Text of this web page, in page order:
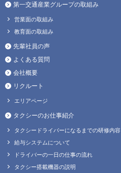
第一交通産業グループの取組み
営業面の取組み
教育面の取組み
先輩社員の声
よくある質問
会社概要
リクルート
エリアページ
タクシーのお仕事紹介
タクシードライバーになるまでの研修内容
給与システムについて
ドライバーの一日の仕事の流れ
タクシー搭載機器の説明